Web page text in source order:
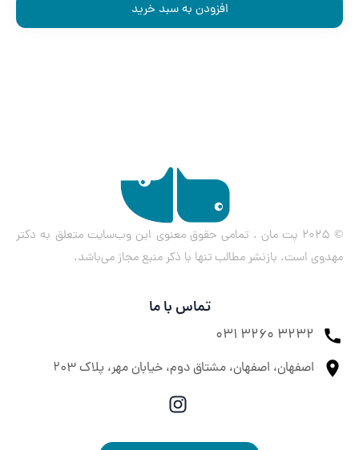
افزودن به سبد خرید
© ۲۰۲۵ پت مان . تمامی حقوق معنوی این وب‌سایت متعلق به دکتر
مهدوی است. بازنشر مطالب تنها با ذکر منبع مجاز می‌باشد.
تماس با ما
031 3260 3232
اصفهان، اصفهان، مشتاق دوم، خیابان مهر، پلاک ۲۰۳